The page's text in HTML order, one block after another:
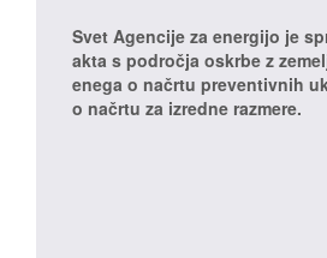
Svet Agencije za energijo je
akta s področja oskrbe z
enega o načrtu preventivnih
o načrtu za izredne razmere.